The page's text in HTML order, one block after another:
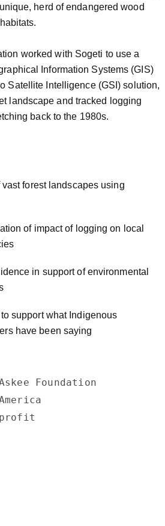
herd of endangered wood
worked with Sogeti to use a
Information Systems (GIS)
Satellite Intelligence (GSI) solution,
landscape and tracked logging
back to the 1980s.
forest landscapes using
of impact of logging on local
in support of environmental
support what Indigenous
have been saying
Foundation
profit